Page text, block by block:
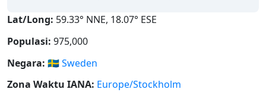
Lat/Long: 59.33° NNE, 18.07° ESE
Populasi: 975,000
Negara: 🇸🇪Sweden
Zona Waktu IANA: Europe/Stockholm